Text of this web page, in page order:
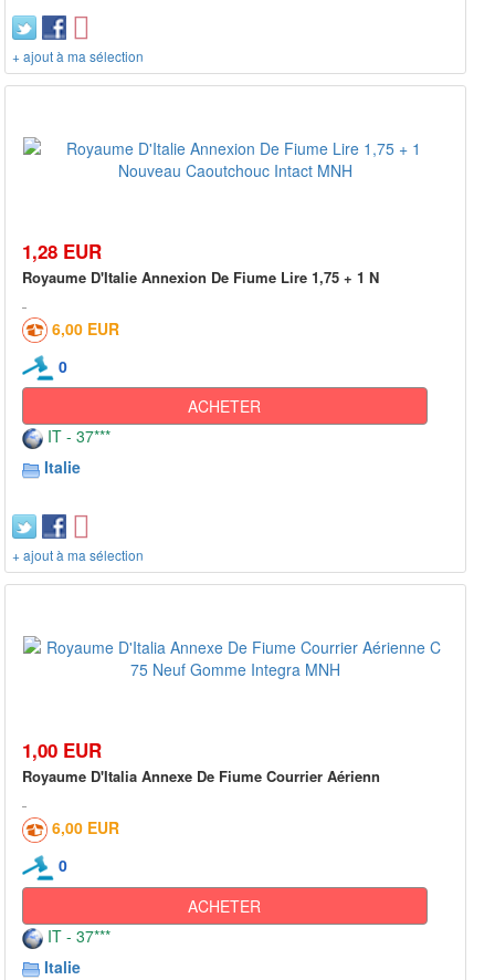
+ ajout à ma sélection
1,28 EUR
Royaume D'Italie Annexion De Fiume Lire 1,75 + 1 N
6,00 EUR
0
ACHETER
IT - 37***
Italie
+ ajout à ma sélection
1,00 EUR
Royaume D'Italia Annexe De Fiume Courrier Aérienn
6,00 EUR
0
ACHETER
IT - 37***
Italie